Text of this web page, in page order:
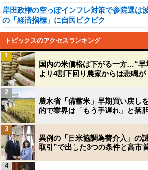
岸田政権の空っぽインフレ対策で参院選は
の「経済指標」に自民ビクビク
トピックスのアクセスランキング
国内の米価格は下がる一方…“早
より4割下回り農家からは悲鳴が
1
農水省「備蓄米」早期買い戻し
的で業界は「もう手遅れ」と落胆
2
異例の「日米協調為替介入」の
取引”で出した3つの条件と高市
3
4